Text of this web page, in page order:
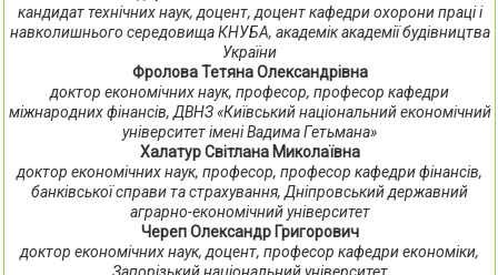
кандидат технічних наук, доцент, доцент кафедри охорони праці і
навколишнього середовища КНУБА, академік академії будівництва
України
Фролова Тетяна Олександрівна
доктор економічних наук, професор, професор кафедри
міжнародних фінансів, ДВНЗ «Київський національний економічний
університет імені Вадима Гетьмана»
Халатур Світлана Миколаївна
доктор економічних наук, професор, професор кафедри фінансів,
банківської справи та страхування, Дніпровський державний
аграрно-економічний університет
Череп Олександр Григорович
доктор економічних наук, доцент, професор кафедри економіки,